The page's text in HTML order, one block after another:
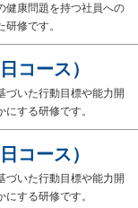
健康問題を持つ社員への
修です。
コース）
づいた行動目標や能力開
する研修です。
コース）
づいた行動目標や能力開
する研修です。